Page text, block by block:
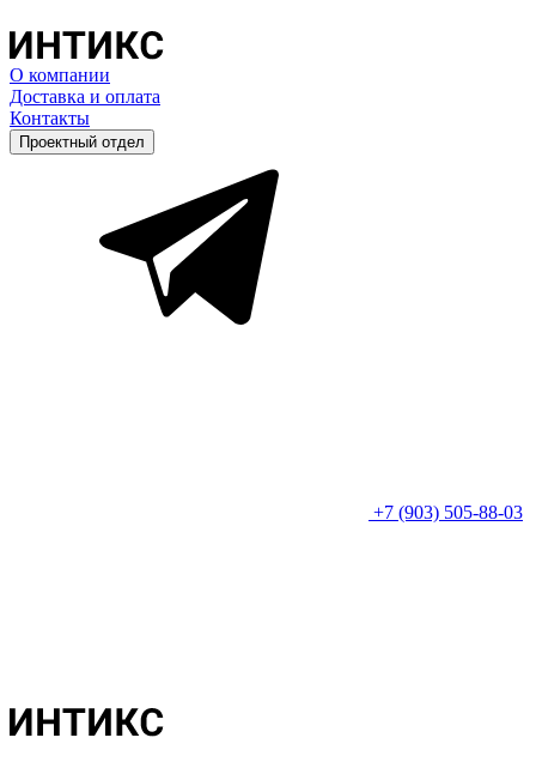
О компании
Доставка и оплата
Контакты
Проектный отдел
+7 (903) 505-88-03